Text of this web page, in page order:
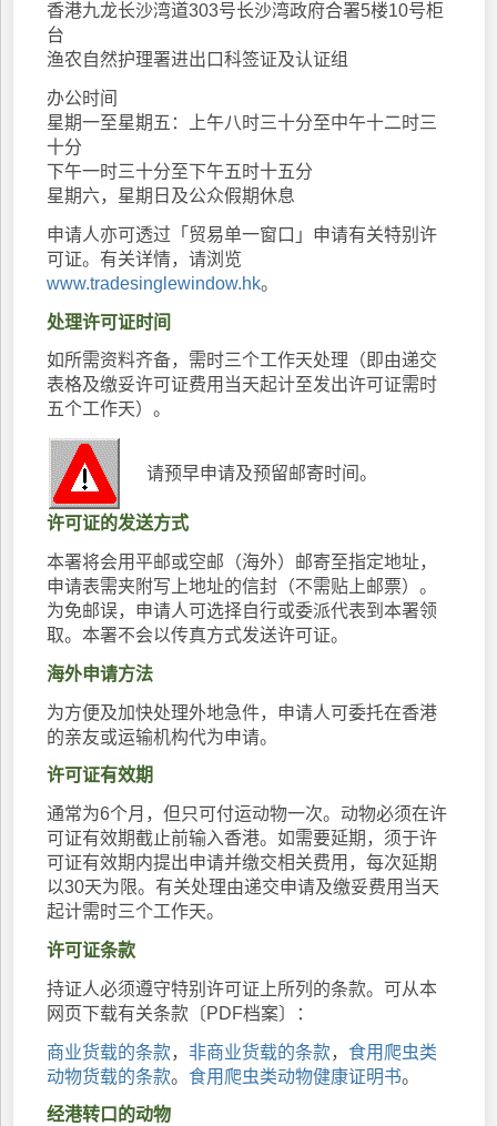
香港九龙长沙湾道303号长沙湾政府合署5楼10号柜
台
渔农自然护理署进出口科签证及认证组
办公时间
星期一至星期五：上午八时三十分至中午十二时三
十分
下午一时三十分至下午五时十五分
星期六，星期日及公众假期休息
申请人亦可透过「贸易单一窗口」申请有关特别许
可证。有关详情，请浏览
www.tradesinglewindow.hk。
处理许可证时间
如所需资料齐备，需时三个工作天处理（即由递交
表格及缴妥许可证费用当天起计至发出许可证需时
五个工作天）。
请预早申请及预留邮寄时间。
许可证的发送方式
本署将会用平邮或空邮（海外）邮寄至指定地址，
申请表需夹附写上地址的信封（不需贴上邮票）。
为免邮误，申请人可选择自行或委派代表到本署领
取。本署不会以传真方式发送许可证。
海外申请方法
为方便及加快处理外地急件，申请人可委托在香港
的亲友或运输机构代为申请。
许可证有效期
通常为6个月，但只可付运动物一次。动物必须在许
可证有效期截止前输入香港。如需要延期，须于许
可证有效期内提出申请并缴交相关费用，每次延期
以30天为限。有关处理由递交申请及缴妥费用当天
起计需时三个工作天。
许可证条款
持证人必须遵守特别许可证上所列的条款。可从本
网页下载有关条款〔PDF档案〕：
商业货载的条款， 非商业货载的条款，食用爬虫类
动物货载的条款。食用爬虫类动物健康证明书。
经港转口的动物